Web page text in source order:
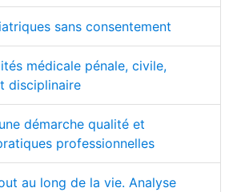
sans consentement
médicale pénale, civile,
disciplinaire
démarche qualité et
professionnelles
au long de la vie. Analyse